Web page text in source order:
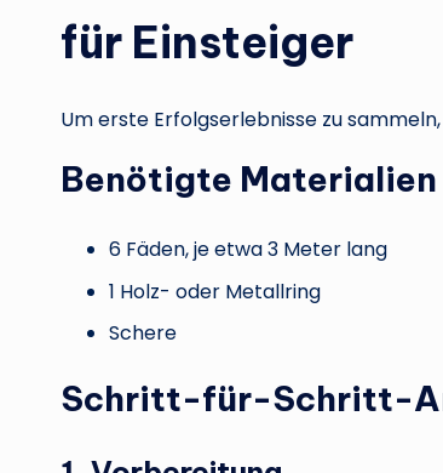
für Einsteiger
Um erste Erfolgserlebnisse zu
Benötigte Materialien
6 Fäden, je etwa 3 Meter lang
1 Holz- oder Metallring
Schere
Schritt-für-Schritt-